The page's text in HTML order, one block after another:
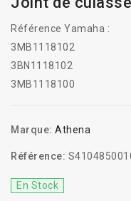
Référence Yamaha :
3MB1118102
3BN1118102
3MB1118100
Marque: Athena
Référence:
En Stock